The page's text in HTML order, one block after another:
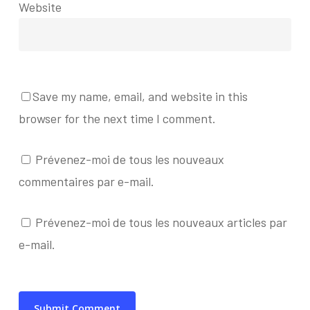
Website
Save my name, email, and website in this
browser for the next time I comment.
Prévenez-moi de tous les nouveaux
commentaires par e-mail.
Prévenez-moi de tous les nouveaux articles par
e-mail.